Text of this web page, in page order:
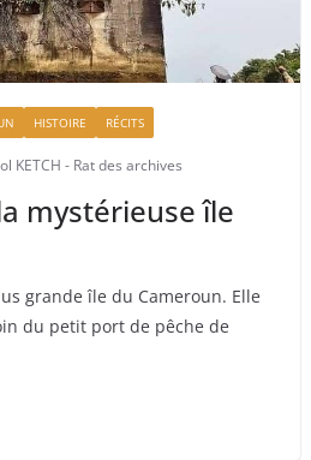
HISTOIRE RÉCITS
KETCH - Rat des archives
mystérieuse île
grande île du Cameroun. Elle
du petit port de pêche de